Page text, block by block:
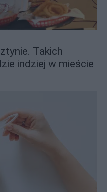
Takich
indziej w mieście